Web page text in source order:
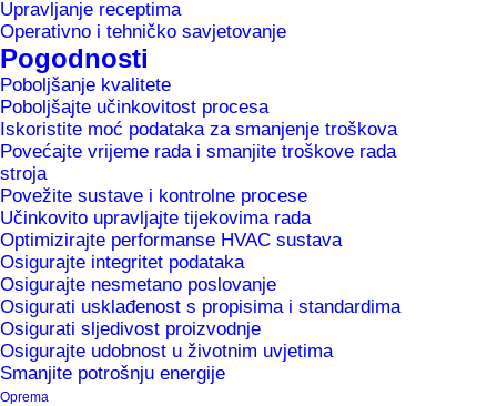
Upravljanje receptima
Operativno i tehničko savjetovanje
Pogodnosti
Poboljšanje kvalitete
Poboljšajte učinkovitost procesa
Iskoristite moć podataka za smanjenje troškova
Povećajte vrijeme rada i smanjite troškove rada
stroja
Povežite sustave i kontrolne procese
Učinkovito upravljajte tijekovima rada
Optimizirajte performanse HVAC sustava
Osigurajte integritet podataka
Osigurajte nesmetano poslovanje
Osigurati usklađenost s propisima i standardima
Osigurati sljedivost proizvodnje
Osigurajte udobnost u životnim uvjetima
Smanjite potrošnju energije
Oprema
Osigurati učinkovit rad HVAC
sustava i kontrolu nad ključnim
parametrima okoliša
S Metronikovim rješenjima za automatizaciju i
upravljanje procesima vezanim uz grijanje,
hlađenje, ventilaciju i rasvjetu, možete osigurati
optimalne proizvodne uvjete, visoke sigurnosne
standarde, učinkovito održavanje sustava i
optimalnu potrošnju energije.